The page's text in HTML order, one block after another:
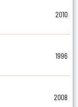
2010
1996
2008